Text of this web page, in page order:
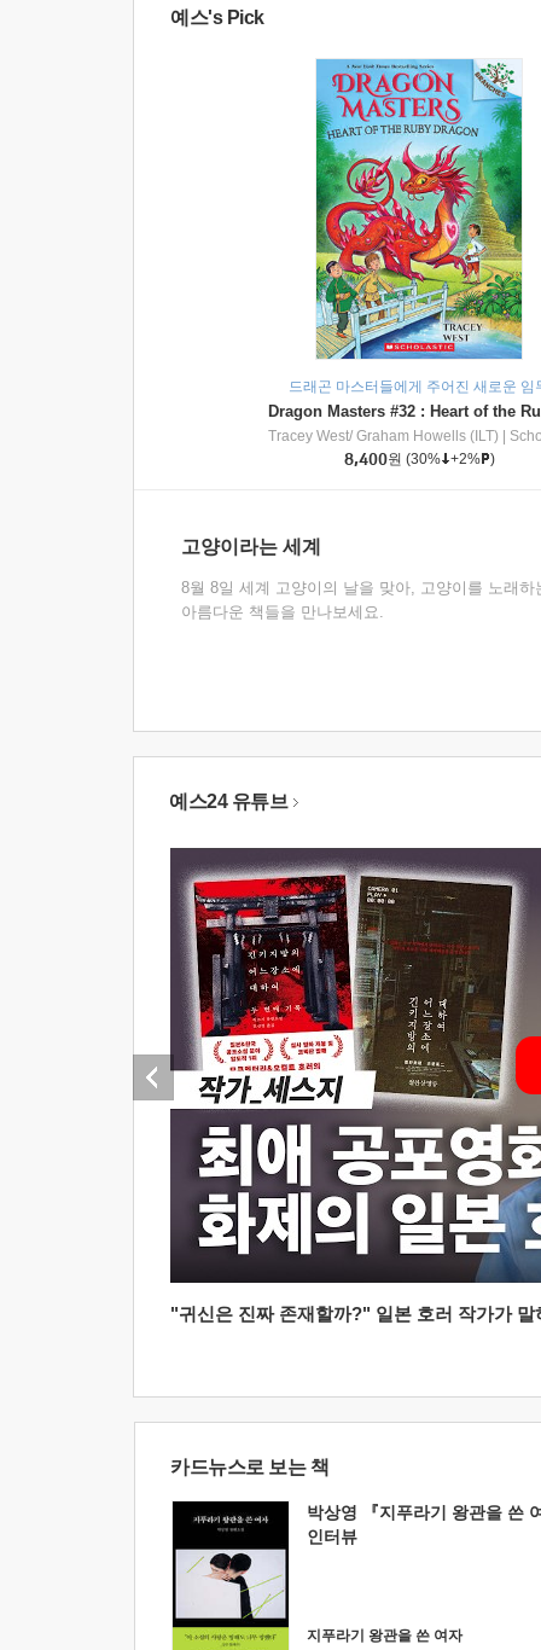
예스's Pick
드래곤 마스터들에게 주어진 새로운 임
Tracey West/ Graham Howells (ILT)
8,400원 (30% +2% )
고양이라는 세계
8월 8일 세계 고양이의 날을 맞아, 고양이를 노래하
아름다운 책들을 만나보세요.
예스24 유튜브
"귀신은 진짜 존재할까?" 일본 호러 작가가
카드뉴스로 보는 책
박상영 『지푸라기 왕관을 쓴
인터뷰
지푸라기 왕관을 쓴 여자